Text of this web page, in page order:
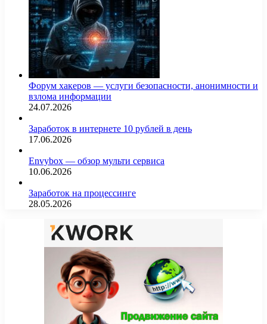
Форум хакеров — услуги безопасности, анонимности и
взлома информации
24.07.2026
Заработок в интернете 10 рублей в день
17.06.2026
Envybox — обзор мульти сервиса
10.06.2026
Заработок на процессинге
28.05.2026